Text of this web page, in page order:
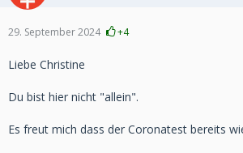
29. September 2024 +4
Liebe Christine
Du bist hier nicht "allein".
Es freut mich dass der Coronatest bereits